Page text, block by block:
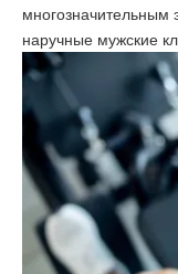
многозначительным
наручные мужские